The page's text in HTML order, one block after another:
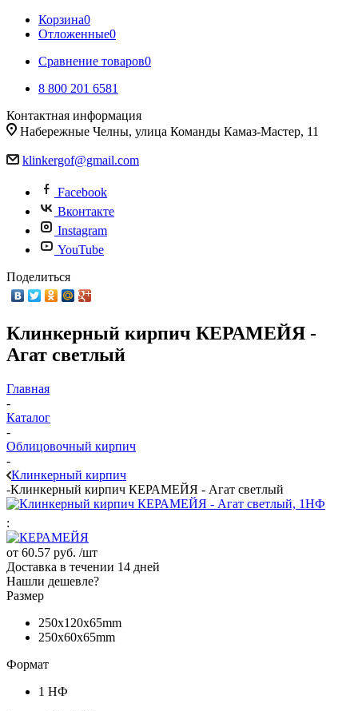
Корзина0
Отложенные0
Сравнение товаров0
8 800 201 6581
Контактная информация
Набережные Челны, улица Команды Камаз-Мастер, 11
klinkergof@gmail.com
Facebook
Вконтакте
Instagram
YouTube
Поделиться
Клинкерный кирпич КЕРАМЕЙЯ -
Агат светлый
Главная
-
Каталог
-
Облицовочный кирпич
-
Клинкерный кирпич
-Клинкерный кирпич КЕРАМЕЙЯ - Агат светлый
:
от 60.57 руб. /шт
Доставка в течении 14 дней
Нашли дешевле?
Размер
250х120х65mm
250х60х65mm
Формат
1 НФ